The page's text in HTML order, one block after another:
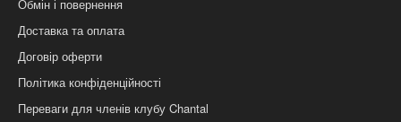
Обмін і повернення
Доставка та оплата
Договір оферти
Політика конфіденційності
Переваги для членів клубу Chantal